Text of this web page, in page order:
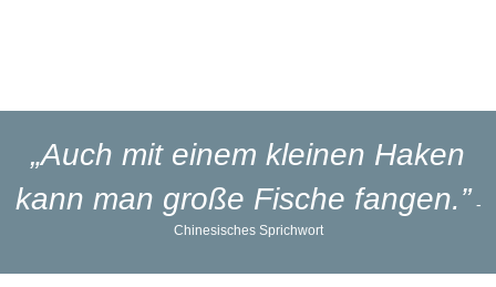
„Auch mit einem kleinen Haken
kann man große Fische fangen.” -
Chinesisches Sprichwort